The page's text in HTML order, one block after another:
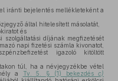
iránti bejelentés mellékleteként a
által hitelesített másolatát,
és
díjának megfizetését
napi fizetési számla kivonatot,
igazoló kitöltött
túl, ha a névjegyzékbe vétel
a
Tv. 5. § (1) bekezdés c)